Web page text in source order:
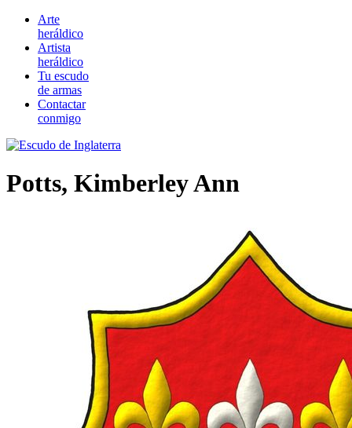
Arte
heráldico
Artista
heráldico
Tu escudo
de armas
Contactar
conmigo
Potts, Kimberley Ann